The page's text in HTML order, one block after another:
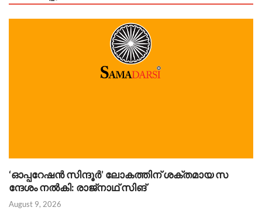
‘ഓപ്പറേഷൻ സിന്ദൂർ’ ലോകത്തിന് ശക്തമായ സ
ന്ദേശം നൽകി: രാജ്‌നാഥ് സിങ്
August 9, 2026